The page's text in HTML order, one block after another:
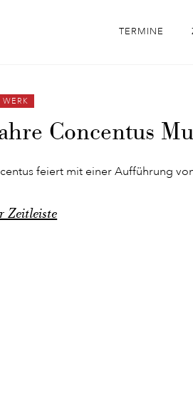
TERMINE
Concentus
feiert mit einer Aufführung
Zeitleiste